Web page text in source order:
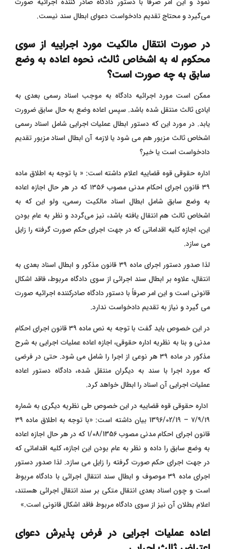
می‌گیرد و محتاج تقدیم دادخواست دعوای ابطال سند نیست.
در صورت انتقال مالکیت مورد اجراییه از سوی
محکوم له به اشخاص ثالث، نحوه اعاده به وضع
سابق به چه صورت است؟
ممکن است مورد اجرائیه دادگاه به موجب اسناد رسمی بعدی به
ایادی ثالث منتقل شده باشد. سپس اعاده وضع به حال سابق ضرورت
یابد. در مورد این که دستور ابطال عملیات اجرایی شامل اسناد رسمی
اشخاص ثالث مزبور هم می‌ شود یا لازمه آن ابطال اسناد مزبور تقدیم
دادخواست است یا خیر؟
اداره حقوقی قوه قضاییه اعلام داشته است: « با توجه به اطلاق ماده
۳۹ قانون اجرای احکام مدنی مصوب ۱۳۵۶ که در هر حال اجازه اعاده
به وضع سابق شاملابطال اسناد مالکیت رسمی، ولو این که به
اشخاص ثالث هم انتقال یافته باشد، نیز می‌گردد و نظر به عام بودن
این، اجازه کلیه اقداماتی که در جهت اجرای حکم صورت گرفته را زایل
می ‌سازد.
لذا صدور دستور اجرای ماده ۳۹ قانون مذکور و ابطال اسناد بعدی به
انتقال، علاوه بر ابطال سند اجرائی از سوی دادگاه مربوط، فاقد اشکال
قانونی است و این امر صرفاً با دستور دادگاه صادرکننده اجرائیه صورت
می‌ گیرد و نیاز به تقدیم دادخواست ندارد.
در این خصوص باید گفت با توجه به نص ماده ۳۹ قانون اجرای احکام
مدنی و بنا به نظریه اداره حقوقی، اجازه اعاده عملیات اجرایی به شرح
مذکور در ماده ۳۹ هر نوعی از اجرا را شامل می ‌شود. حتی در فرضی
که مورد اجرا با سند به دیگران منتقل شده، دادگاه دستور اعاده
عملیات اجرایی آن اسناد را ابطال خواهد کرد.
اداره حقوقی قوه قضاییه در این خصوص طی نظریه دیگری به شماره
۷/۹/۱۹ – 1396/02/19 بیان داشته است: «با توجه به اطلاق ماده ۳۹
قانون اجرای احکام مدنی مصوب ۱/08/1356 که در هر حال اجازه اعاده
به وضع سابق را داده و نظر به عام بودن این اجازه، کلیه اقداماتی که
در جهت اجرای حکم صورت گرفته را زایل می ‌سازد. لذا صدور دستور
اجرای ماده ۳۹ موصوف و ابطال سند انتقال اجرائی با دادگاه مربوط
است و چون اسناد بعدی انتقال متکی بر سند انتقال اجرائی هستند،
اعلام بطلان آن نیز از سوی دادگاه مربوط فاقد اشکال قانونی است.»
اعاده عملیات اجرایی در فرض پذیرش دعوای